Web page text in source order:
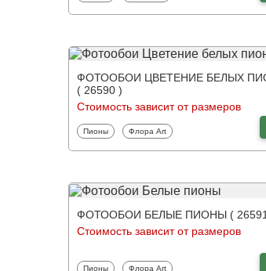
ФОТООБОИ ЦВЕТЕНИЕ БЕЛЫХ
( 26590 )
Стоимость зависит от размеров
Фотообои
Пионы Фотообои
Флора Art
ФОТООБОИ БЕЛЫЕ ПИОНЫ (
Стоимость зависит от размеров
Фотообои
Пионы Фотообои
Флора Art